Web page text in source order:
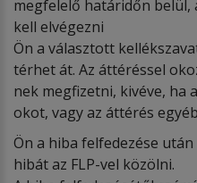
megfelelő határidőn
kell elvégezni
Ön a választott
térhet át. Az áttéréssel
nek megfizetni, kivéve, ha
okot, vagy az áttérés
Ön a hiba felfedezése
hibát az FLP-vel közölni.